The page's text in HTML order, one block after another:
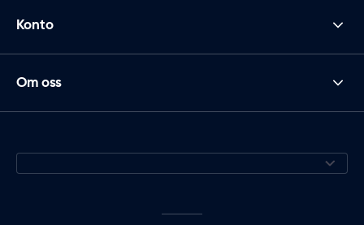
Konto
Om oss